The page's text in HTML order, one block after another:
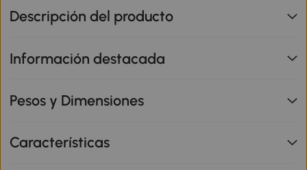
Descripción del producto
Información destacada
Pesos y Dimensiones
Características